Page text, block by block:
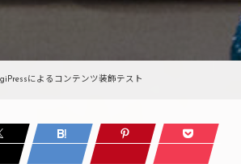
によるコンテンツ装飾テスト